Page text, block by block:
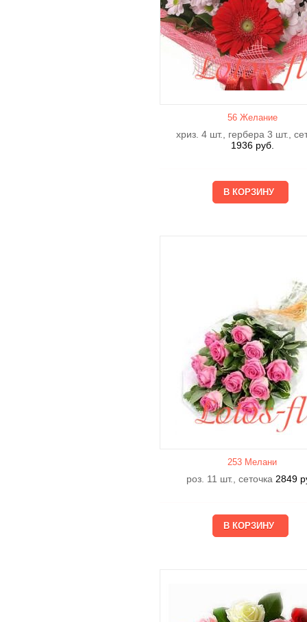
56 Желание
хриз. 4 шт., гербера 3 шт.,
1936 руб.
253 Мелани
роз. 11 шт., сеточка 2849